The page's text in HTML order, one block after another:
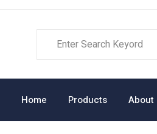
Home Products About